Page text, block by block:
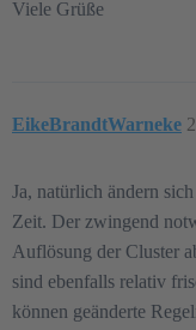
Viele Grüße
EikeBrandtWarneke
Ja, natürlich ändern
Zeit. Der zwingend
Auflösung der Cluster
sind ebenfalls relativ
können geänderte